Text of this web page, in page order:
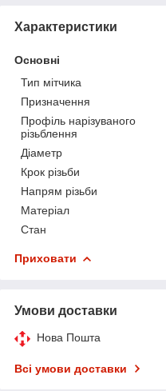
Характеристики
Основні
Тип мітчика
Призначення
Профіль нарізуваного
різьблення
Діаметр
Крок різьби
Напрям різьби
Матеріал
Стан
Приховати
Умови доставки
Нова Пошта
Всі умови доставки